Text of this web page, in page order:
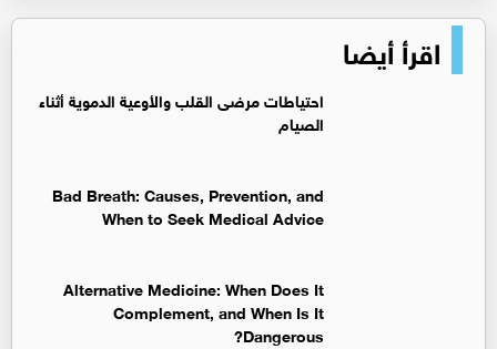
اقرأ أيضا
‏احتياطات مرضى القلب والأوعية الدموية أثناء
الصيام
Bad Breath: Causes, Prevention, and
When to Seek Medical Advice
Alternative Medicine: When Does It
Complement, and When Is It
Dangerous?